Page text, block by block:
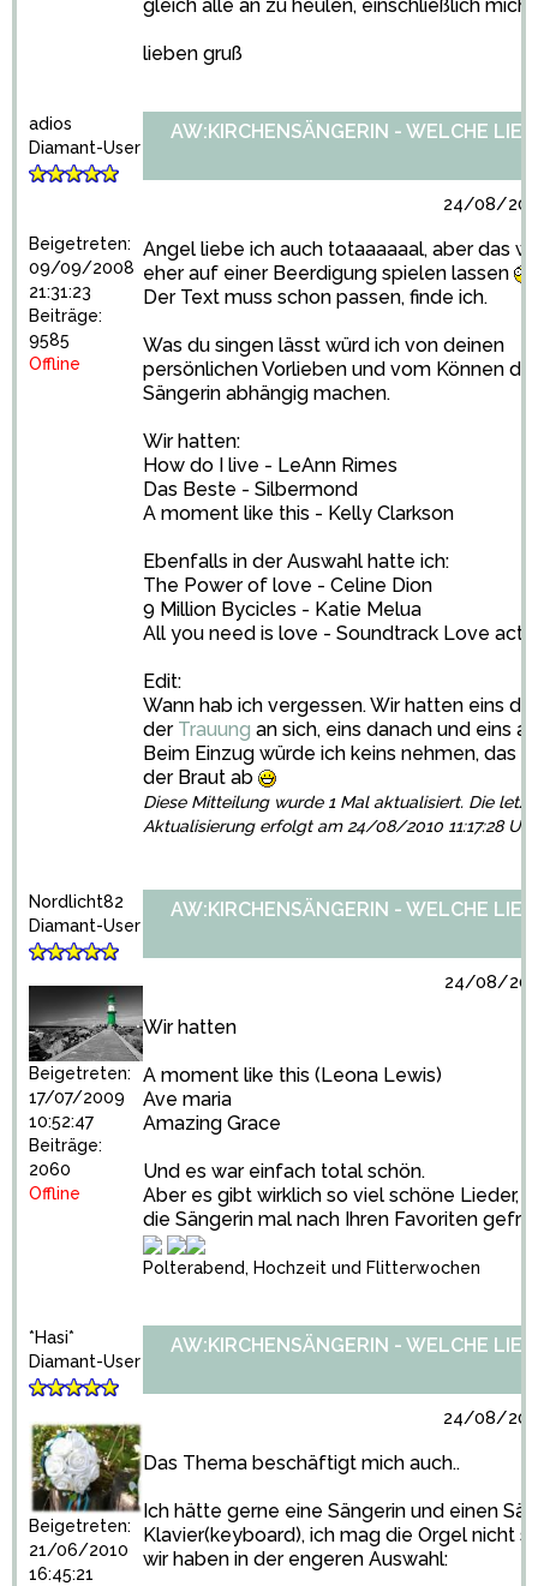
gleich alle an zu heulen, einschließlich mich
lieben gruß
adios
Diamant-User
Beigetreten:
09/09/2008
21:31:23
Beiträge:
9585
Offline
AW:KIRCHENSÄNGERIN - WELCHE
24/08/
Angel liebe ich auch totaaaaaal, aber das
eher auf einer Beerdigung spielen lassen
Der Text muss schon passen, finde ich.
Was du singen lässt würd ich von deinen
persönlichen Vorlieben und vom Können der
Sängerin abhängig machen.
Wir hatten:
How do I live - LeAnn Rimes
Das Beste - Silbermond
A moment like this - Kelly Clarkson
Ebenfalls in der Auswahl hatte ich:
The Power of love - Celine Dion
9 Million Bycicles - Katie Melua
All you need is love - Soundtrack Love
Edit:
Wann hab ich vergessen. Wir hatten eins
der Trauung an sich, eins danach und eins
Beim Einzug würde ich keins nehmen, das
der Braut ab
Diese Mitteilung wurde 1 Mal aktualisiert. Die
Aktualisierung erfolgt am 24/08/2010 11:17:28 Uhr
Nordlicht82
Diamant-User
Beigetreten:
17/07/2009
10:52:47
Beiträge:
2060
Offline
AW:KIRCHENSÄNGERIN - WELCHE
24/08/
Wir hatten
A moment like this (Leona Lewis)
Ave maria
Amazing Grace
Und es war einfach total schön.
Aber es gibt wirklich so viel schöne Lieder,
die Sängerin mal nach Ihren Favoriten
Polterabend, Hochzeit und Flitterwochen
*Hasi*
Diamant-User
Beigetreten:
21/06/2010
16:45:21
AW:KIRCHENSÄNGERIN - WELCHE
24/08/
Das Thema beschäftigt mich auch..
Ich hätte gerne eine Sängerin und einen
Klavier(keyboard), ich mag die Orgel nicht
wir haben in der engeren Auswahl: